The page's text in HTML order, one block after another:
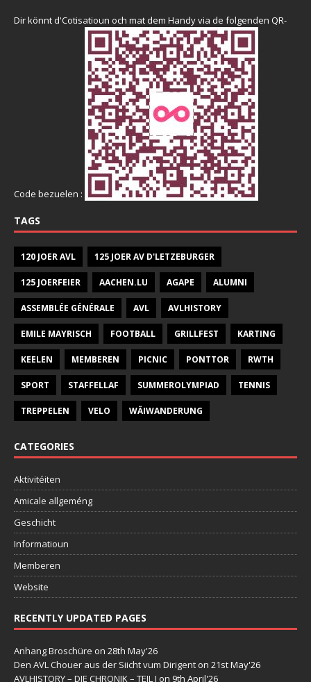
Dir könnt d'Cotisatioun och mat dem Handy via de folgenden QR-
Code bezuelen :
TAGS
120 JOER AVL 125 JOER AV D'LETZEBURGER
125 JOERFEIER AACHEN.LU AGAPE ALUMNI
ASSEMBLÉE GÉNÉRALE AVL AVLHISTORY
EMILE MAYRISCH FOOTBALL GRILLFEST KARTING
KEELEN MEMBEREN PICNIC PONTTOR RWTH
SPORT STAFFELLAF SUMMEROLYMPIAD TENNIS
TREPPELEN VELO WÄIWANDERUNG
CATEGORIES
Aktivitéiten
Amicale allgeméng
Geschicht
Informatioun
Memberen
Website
RECENTLY UPDATED PAGES
Anhang Broschüre on 28th May'26
Den AVL Chouer aus der Siicht vum Dirigent on 21st May'26
AVLHISTORY – DIE CHRONIK – TEIL I on 9th April'26